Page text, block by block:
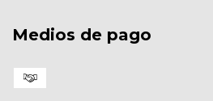
Medios de pago